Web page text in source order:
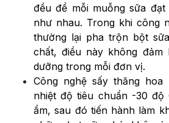
đều để mỗi muỗng sữa
như nhau. Trong khi công
thường lại pha trộn bột
chất, điều này không đảm
dưỡng trong mỗi đơn vị.
Công nghệ sấy thăng hoa
nhiệt độ tiêu chuẩn -30
ẩm, sau đó tiến hành làm